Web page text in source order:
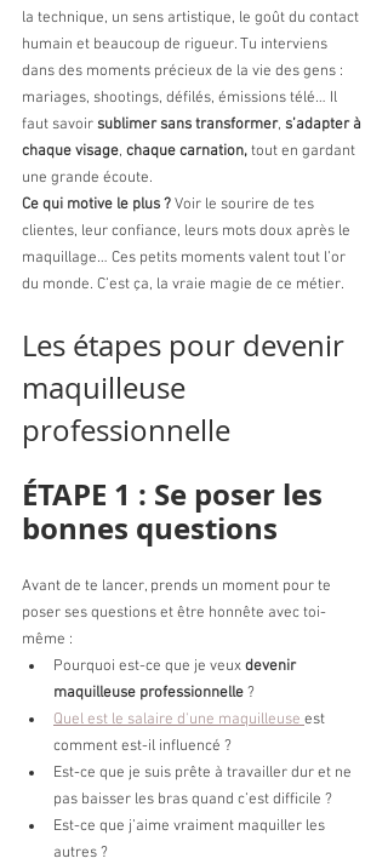
la technique, un sens artistique, le goût du contact
humain et beaucoup de rigueur. Tu interviens
dans des moments précieux de la vie des gens :
mariages, shootings, défilés, émissions télé… Il
faut savoir sublimer sans transformer, s’adapter à
chaque visage, chaque carnation, tout en gardant
une grande écoute.
Ce qui motive le plus ? Voir le sourire de tes
clientes, leur confiance, leurs mots doux après le
maquillage… Ces petits moments valent tout l’or
du monde. C’est ça, la vraie magie de ce métier.
Les étapes pour devenir
maquilleuse
professionnelle
ÉTAPE 1 : Se poser les
bonnes questions
Avant de te lancer, prends un moment pour te
poser ses questions et être honnête avec toi-
même :
Pourquoi est-ce que je veux devenir
maquilleuse professionnelle ?
Quel est le salaire d'une maquilleuse est
comment est-il influencé ?
Est-ce que je suis prête à travailler dur et ne
pas baisser les bras quand c’est difficile ?
Est-ce que j’aime vraiment maquiller les
autres ?